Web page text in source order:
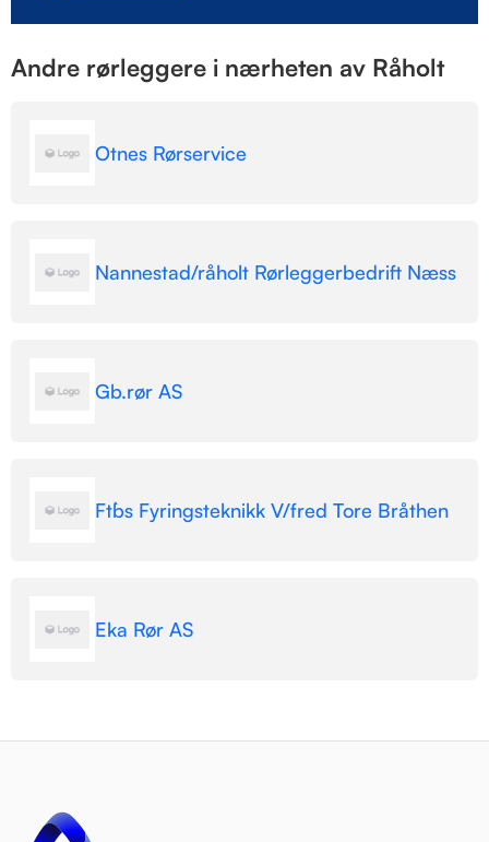
Andre rørleggere i nærheten av Råholt
Otnes Rørservice
Nannestad/råholt Rørleggerbedrift Næss
Gb.rør AS
Ftb`s Fyringsteknikk V/fred Tore Bråthen
Eka Rør AS